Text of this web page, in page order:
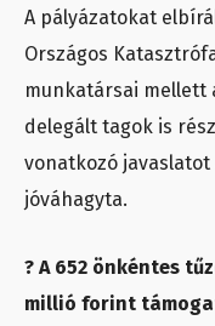
A pályázatokat
Országos
munkatársai mellett
delegált tagok is
vonatkozó javaslatot
jóváhagyta.
? A 652 önkéntes
millió forint